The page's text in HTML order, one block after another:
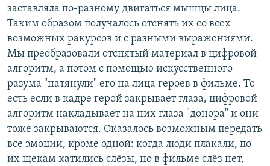
заставляла по-разному двигаться мышцы лица.
Таким образом получалось отснять их со всех
возможных ракурсов и с разными выражениями.
Мы преобразовали отснятый материал в цифровой
алгоритм, а потом с помощью искусственного
разума "натянули" его на лица героев в фильме. То
есть если в кадре герой закрывает глаза, цифровой
алгоритм накладывает на них глаза "донора" и они
тоже закрываются. Оказалось возможным передать
все эмоции, кроме одной: когда люди плакали, по
их щекам катились слёзы, но в фильме слёз нет,